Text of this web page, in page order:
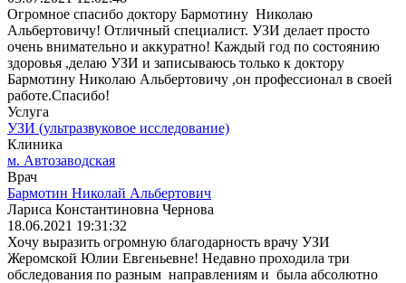
Огромное спасибо доктору Бармотину Николаю
Альбертовичу! Отличный специалист. УЗИ делает просто
очень внимательно и аккуратно! Каждый год по состоянию
здоровья ,делаю УЗИ и записываюсь только к доктору
Бармотину Николаю Альбертовичу ,он профессионал в своей
работе.Спасибо!
Услуга
УЗИ (ультразвуковое исследование)
Клиника
м. Автозаводская
Врач
Бармотин Николай Альбертович
Лариса Константиновна Чернова
18.06.2021 19:31:32
Хочу выразить огромную благодарность врачу УЗИ
Жеромской Юлии Евгеньевне! Недавно проходила три
обследования по разным направлениям и была абсолютно